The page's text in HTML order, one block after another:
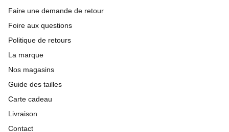
Faire une demande de retour
Foire aux questions
Politique de retours
La marque
Nos magasins
Guide des tailles
Carte cadeau
Livraison
Contact